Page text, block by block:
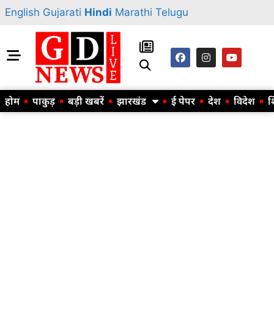
English Gujarati Hindi Marathi Telugu
होम पाकुड़ बड़ी खबरें झारखंड ई पेपर देश विदेश